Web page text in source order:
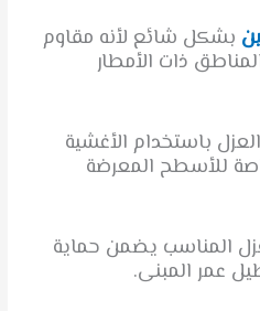
بشكل شائع لأنه مقاوم
ذات الأمطار
باستخدام الأغشية
للأسطح المعرضة
المناسب يضمن حماية
عمر المبنى.